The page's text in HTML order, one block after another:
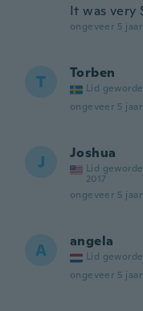
It was very
ongeveer 5
T Torben
Lid
ongeveer 5
J Joshua
Lid
2017
ongeveer 5
A angela
Lid
ongeveer 5